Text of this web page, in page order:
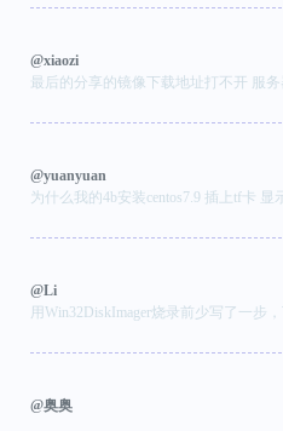
@xiaozi
最后的分享的镜像下载地址打不开 服
@yuanyuan
为什么我的4b安装centos7.9 插上tf卡 显
@Li
用Win32DiskImager烧录前少写了一步
@奥奥